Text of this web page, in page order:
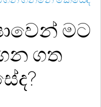
මට
ගත